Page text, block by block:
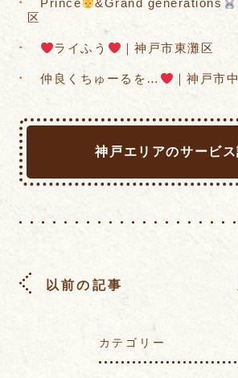
Prince &Grand generations
区
ライふう ｜神戸市東灘区
仲良くちゅーるを… ｜神戸市
神戸エリアのサービス
以前の記事
カテゴリー